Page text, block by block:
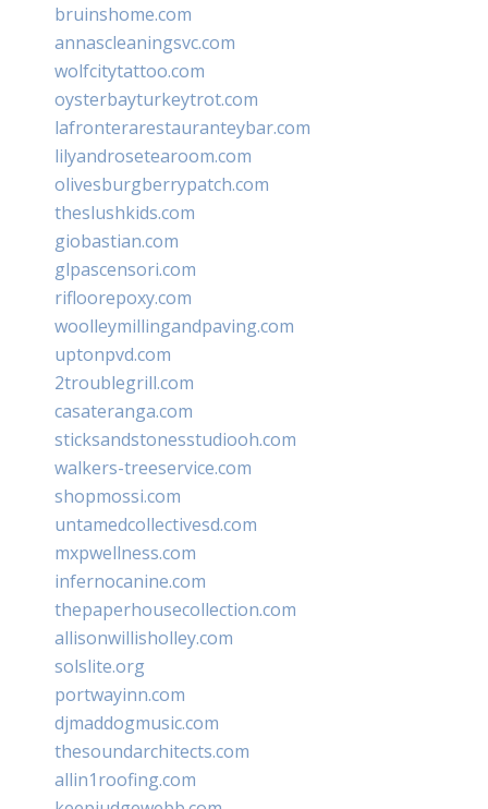
bruinshome.com
annascleaningsvc.com
wolfcitytattoo.com
oysterbayturkeytrot.com
lafronterarestauranteybar.com
lilyandrosetearoom.com
olivesburgberrypatch.com
theslushkids.com
giobastian.com
glpascensori.com
rifloorepoxy.com
woolleymillingandpaving.com
uptonpvd.com
2troublegrill.com
casateranga.com
sticksandstonesstudiooh.com
walkers-treeservice.com
shopmossi.com
untamedcollectivesd.com
mxpwellness.com
infernocanine.com
thepaperhousecollection.com
allisonwillisholley.com
solslite.org
portwayinn.com
djmaddogmusic.com
thesoundarchitects.com
allin1roofing.com